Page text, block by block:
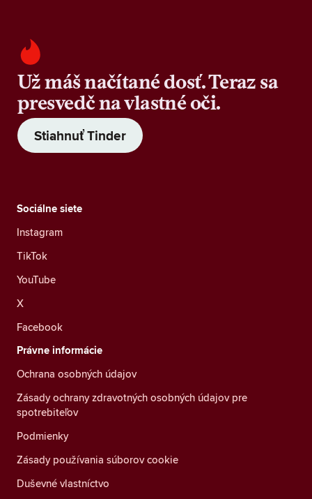
Už máš načítané dosť. Teraz sa
presvedč na vlastné oči.
Stiahnuť Tinder
Sociálne siete
Instagram
TikTok
YouTube
X
Facebook
Právne informácie
Ochrana osobných údajov
Zásady ochrany zdravotných osobných údajov pre
spotrebiteľov
Podmienky
Zásady používania súborov cookie
Duševné vlastníctvo